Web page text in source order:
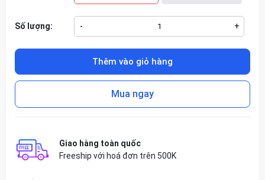
Số lượng: - +
Thêm vào giỏ hàng
Mua ngay
Giao hàng toàn quốc
Freeship với hoá đơn trên 500K